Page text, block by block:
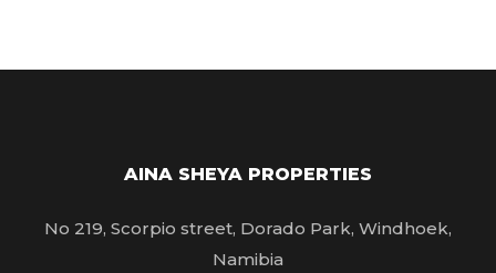
AINA SHEYA PROPERTIES
No 219, Scorpio street, Dorado Park, Windhoek,
Namibia